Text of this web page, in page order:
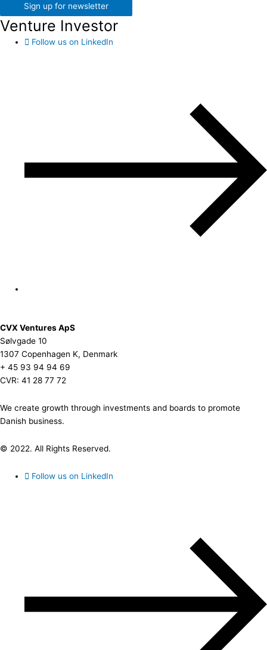
Sign up for newsletter
Venture Investor
Follow us on LinkedIn
CVX Ventures ApS
Sølvgade 10
1307 Copenhagen K, Denmark
+ 45 93 94 94 69
CVR: 41 28 77 72
We create growth through investments and boards to promote
Danish business.
© 2022. All Rights Reserved.
Follow us on LinkedIn